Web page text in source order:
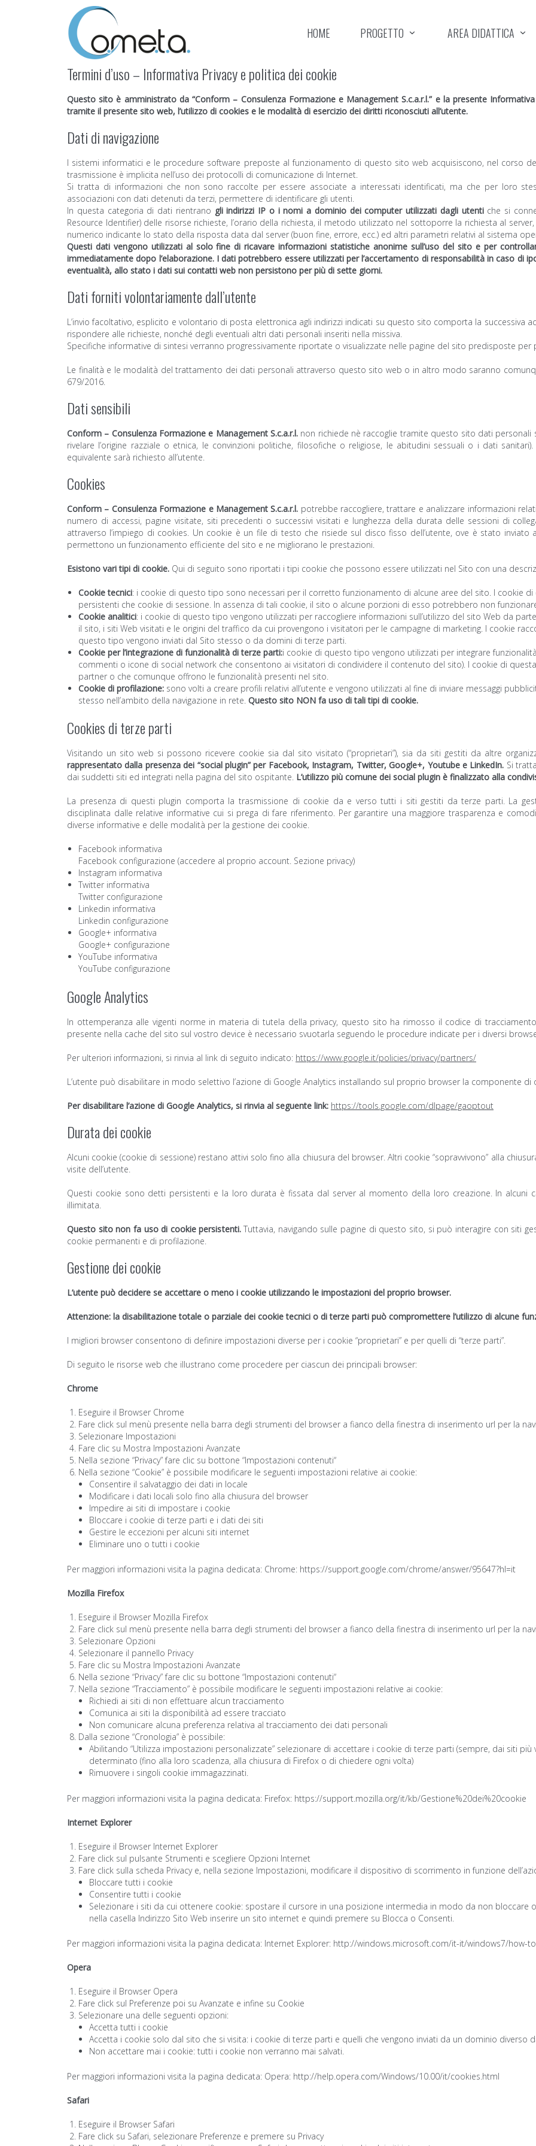
HOME PROGETTO AREA DIDATTICA
Termini d’uso – Informativa Privacy e politica dei cookie
Questo sito è amministrato da “Conform – Consulenza Formazione e Management S.c.a.r.l.” e la presente
tramite il presente sito web, l’utilizzo di cookies e le modalità di esercizio dei diritti riconosciuti all’utente.
Dati di navigazione
I sistemi informatici e le procedure software preposte al funzionamento di questo sito web acquisiscono, nel corso
trasmissione è implicita nell’uso dei protocolli di comunicazione di Internet.
Si tratta di informazioni che non sono raccolte per essere associate a interessati identificati, ma che per loro
associazioni con dati detenuti da terzi, permettere di identificare gli utenti.
In questa categoria di dati rientrano gli indirizzi IP o i nomi a dominio dei computer utilizzati dagli utentiche si
Resource Identifier) delle risorse richieste, l’orario della richiesta, il metodo utilizzato nel sottoporre la richiesta al
numerico indicante lo stato della risposta data dal server (buon fine, errore, ecc.) ed altri parametri relativi al sistema
Questi dati vengono utilizzati al solo fine di ricavare informazioni statistiche anonime sull’uso del sito e per
immediatamente dopo l’elaborazione. I dati potrebbero essere utilizzati per l’accertamento di responsabilità in caso di
eventualità, allo stato i dati sui contatti web non persistono per più di sette giorni.
Dati forniti volontariamente dall’utente
L’invio facoltativo, esplicito e volontario di posta elettronica agli indirizzi indicati su questo sito comporta la successiva
rispondere alle richieste, nonché degli eventuali altri dati personali inseriti nella missiva.
Specifiche informative di sintesi verranno progressivamente riportate o visualizzate nelle pagine del sito predisposte per
Le finalità e le modalità del trattamento dei dati personali attraverso questo sito web o in altro modo saranno
679/2016.
Dati sensibili
Conform – Consulenza Formazione e Management S.c.a.r.l. non richiede nè raccoglie tramite questo sito dati
rivelare l’origine razziale o etnica, le convinzioni politiche, filosofiche o religiose, le abitudini sessuali o i dati
equivalente sarà richiesto all’utente.
Cookies
Conform – Consulenza Formazione e Management S.c.a.r.l. potrebbe raccogliere, trattare e analizzare informazioni
numero di accessi, pagine visitate, siti precedenti o successivi visitati e lunghezza della durata delle sessioni di
attraverso l’impiego di cookies. Un cookie è un file di testo che risiede sul disco fisso dell’utente, ove è stato
permettono un funzionamento efficiente del sito e ne migliorano le prestazioni.
Esistono vari tipi di cookie. Qui di seguito sono riportati i tipi cookie che possono essere utilizzati nel Sito con una
Cookie tecnici: i cookie di questo tipo sono necessari per il corretto funzionamento di alcune aree del sito. I cookie
persistenti che cookie di sessione. In assenza di tali cookie, il sito o alcune porzioni di esso potrebbero non
Cookie analitici: i cookie di questo tipo vengono utilizzati per raccogliere informazioni sull’utilizzo del sito Web da
il sito, i siti Web visitati e le origini del traffico da cui provengono i visitatori per le campagne di marketing. I cookie
questo tipo vengono inviati dal Sito stesso o da domini di terze parti.
Cookie per l’integrazione di funzionalità di terze parti:i cookie di questo tipo vengono utilizzati per integrare
commenti o icone di social network che consentono ai visitatori di condividere il contenuto del sito). I cookie di
partner o che comunque offrono le funzionalità presenti nel sito.
Cookie di profilazione: sono volti a creare profili relativi all’utente e vengono utilizzati al fine di inviare messaggi
stesso nell’ambito della navigazione in rete. Questo sito NON fa uso di tali tipi di cookie.
Cookies di terze parti
Visitando un sito web si possono ricevere cookie sia dal sito visitato (“proprietari”), sia da siti gestiti da altre
rappresentato dalla presenza dei “social plugin” per Facebook, Instagram, Twitter, Google+, Youtube e LinkedIn. Si
dai suddetti siti ed integrati nella pagina del sito ospitante. L’utilizzo più comune dei social plugin è finalizzato alla
La presenza di questi plugin comporta la trasmissione di cookie da e verso tutti i siti gestiti da terze parti. La
disciplinata dalle relative informative cui si prega di fare riferimento. Per garantire una maggiore trasparenza e
diverse informative e delle modalità per la gestione dei cookie.
Facebook informativa
Facebook configurazione (accedere al proprio account. Sezione privacy)
Instagram informativa
Twitter informativa
Twitter configurazione
Linkedin informativa
Linkedin configurazione
Google+ informativa
Google+ configurazione
YouTube informativa
YouTube configurazione
Google Analytics
In ottemperanza alle vigenti norme in materia di tutela della privacy, questo sito ha rimosso il codice di
presente nella cache del sito sul vostro device è necessario svuotarla seguendo le procedure indicate per i diversi
Per ulteriori informazioni, si rinvia al link di seguito indicato: https://www.google.it/policies/privacy/partners/
L’utente può disabilitare in modo selettivo l’azione di Google Analytics installando sul proprio browser la componente
Per disabilitare l’azione di Google Analytics, si rinvia al seguente link: https://tools.google.com/dlpage/gaoptout
Durata dei cookie
Alcuni cookie (cookie di sessione) restano attivi solo fino alla chiusura del browser. Altri cookie “sopravvivono” alla
visite dell’utente.
Questi cookie sono detti persistenti e la loro durata è fissata dal server al momento della loro creazione. In alcuni
illimitata.
Questo sito non fa uso di cookie persistenti.Tuttavia, navigando sulle pagine di questo sito, si può interagire con siti
cookie permanenti e di profilazione.
Gestione dei cookie
L’utente può decidere se accettare o meno i cookie utilizzando le impostazioni del proprio browser.
Attenzione: la disabilitazione totale o parziale dei cookie tecnici o di terze parti può compromettere l’utilizzo di alcune
I migliori browser consentono di definire impostazioni diverse per i cookie “proprietari” e per quelli di “terze parti”.
Di seguito le risorse web che illustrano come procedere per ciascun dei principali browser:
Chrome
Eseguire il Browser Chrome
Fare click sul menù presente nella barra degli strumenti del browser a fianco della finestra di inserimento url per la
Selezionare Impostazioni
Fare clic su Mostra Impostazioni Avanzate
Nella sezione “Privacy” fare clic su bottone “Impostazioni contenuti“
Nella sezione “Cookie” è possibile modificare le seguenti impostazioni relative ai cookie:
Consentire il salvataggio dei dati in locale
Modificare i dati locali solo fino alla chiusura del browser
Impedire ai siti di impostare i cookie
Bloccare i cookie di terze parti e i dati dei siti
Gestire le eccezioni per alcuni siti internet
Eliminare uno o tutti i cookie
Per maggiori informazioni visita la pagina dedicata: Chrome: https://support.google.com/chrome/answer/95647?hl=it
Mozilla Firefox
Eseguire il Browser Mozilla Firefox
Fare click sul menù presente nella barra degli strumenti del browser a fianco della finestra di inserimento url per la
Selezionare Opzioni
Selezionare il pannello Privacy
Fare clic su Mostra Impostazioni Avanzate
Nella sezione “Privacy” fare clic su bottone “Impostazioni contenuti“
Nella sezione “Tracciamento” è possibile modificare le seguenti impostazioni relative ai cookie:
Richiedi ai siti di non effettuare alcun tracciamento
Comunica ai siti la disponibilità ad essere tracciato
Non comunicare alcuna preferenza relativa al tracciamento dei dati personali
Dalla sezione “Cronologia” è possibile:
Abilitando “Utilizza impostazioni personalizzate” selezionare di accettare i cookie di terze parti (sempre, dai siti
determinato (fino alla loro scadenza, alla chiusura di Firefox o di chiedere ogni volta)
Rimuovere i singoli cookie immagazzinati.
Per maggiori informazioni visita la pagina dedicata: Firefox: https://support.mozilla.org/it/kb/Gestione%20dei%20cookie
Internet Explorer
Eseguire il Browser Internet Explorer
Fare click sul pulsante Strumenti e scegliere Opzioni Internet
Fare click sulla scheda Privacy e, nella sezione Impostazioni, modificare il dispositivo di scorrimento in funzione
Bloccare tutti i cookie
Consentire tutti i cookie
Selezionare i siti da cui ottenere cookie: spostare il cursore in una posizione intermedia in modo da non bloccare
nella casella Indirizzo Sito Web inserire un sito internet e quindi premere su Blocca o Consenti.
Per maggiori informazioni visita la pagina dedicata: Internet Explorer: http://windows.microsoft.com/it-it/windows7/how-
Opera
Eseguire il Browser Opera
Fare click sul Preferenze poi su Avanzate e infine su Cookie
Selezionare una delle seguenti opzioni:
Accetta tutti i cookie
Accetta i cookie solo dal sito che si visita: i cookie di terze parti e quelli che vengono inviati da un dominio diverso
Non accettare mai i cookie: tutti i cookie non verranno mai salvati.
Per maggiori informazioni visita la pagina dedicata: Opera: http://help.opera.com/Windows/10.00/it/cookies.html
Safari
Eseguire il Browser Safari
Fare click su Safari, selezionare Preferenze e premere su Privacy